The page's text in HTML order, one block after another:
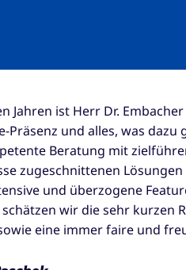
Jahren ist Herr Dr.
Präsenz und alles, was dazu
Beratung mit
zugeschnittenen Lösungen
und überzogene
wir die sehr kurzen
eine immer faire und